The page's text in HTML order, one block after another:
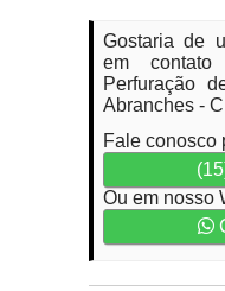
Gostaria de
em
Perfuração
Abranches -
Fale conosco
Ou em nosso